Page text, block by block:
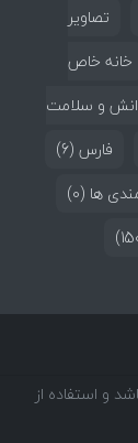
تصاویر
خانه خاص
و سلامت
فارس (6)
ها (0)
و استفاده از